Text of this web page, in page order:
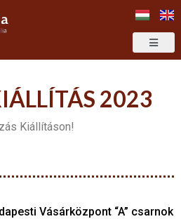
2023
Kiállításon!
Vásárközpont “A” csarnok